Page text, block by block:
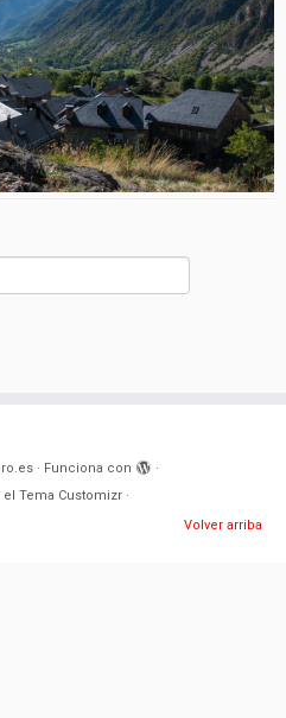
· Funciona con
·
Tema Customizr ·
Volver arriba